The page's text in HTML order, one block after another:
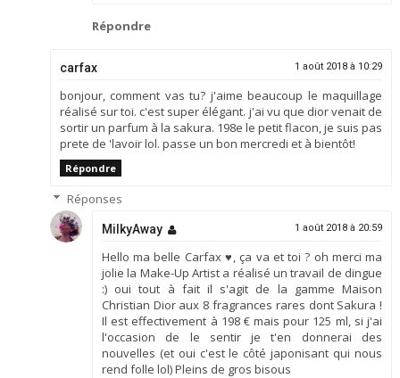
Répondre
carfax 1 août 2018 à 10:29
bonjour, comment vas tu? j'aime beaucoup le maquillage
réalisé sur toi. c'est super élégant. j'ai vu que dior venait de
sortir un parfum à la sakura. 198e le petit flacon, je suis pas
prete de 'lavoir lol. passe un bon mercredi et à bientôt!
Répondre
Réponses
MilkyAway 1 août 2018 à 20:59
Hello ma belle Carfax ♥, ça va et toi ? oh merci ma
jolie la Make-Up Artist a réalisé un travail de dingue
:) oui tout à fait il s'agit de la gamme Maison
Christian Dior aux 8 fragrances rares dont Sakura !
Il est effectivement à 198 € mais pour 125 ml, si j'ai
l'occasion de le sentir je t'en donnerai des
nouvelles (et oui c'est le côté japonisant qui nous
rend folle lol) Pleins de gros bisous